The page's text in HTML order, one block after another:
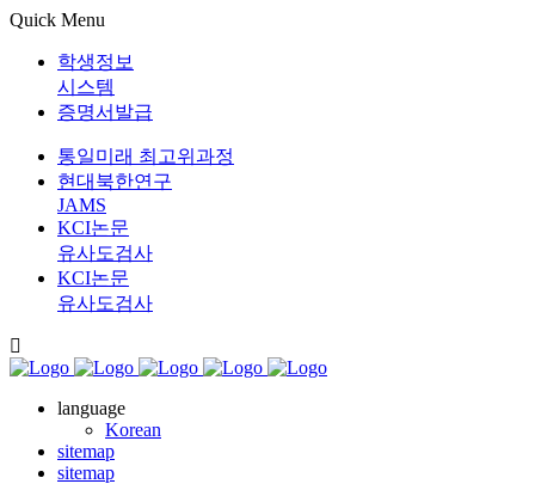
Quick Menu
학생정보
시스템
증명서발급
통일미래 최고위과정
현대북한연구
JAMS
KCI논문
유사도검사
KCI논문
유사도검사
language
Korean
sitemap
sitemap